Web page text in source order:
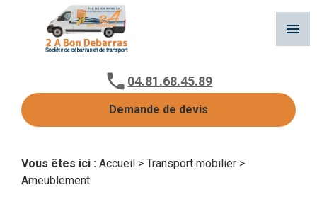
menu
04.81.68.45.89
Demande de devis
Vous êtes ici : Accueil> Transport mobilier>
Ameublement
Panneau de gestion des cookies